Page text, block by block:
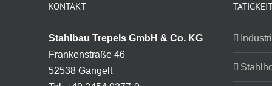
KONTAKT
Stahlbau Trepels GmbH & Co. KG
Frankenstraße 46
52538 Gangelt